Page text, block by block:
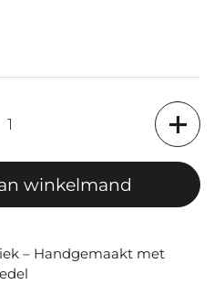
winkelmand
– Handgemaakt met